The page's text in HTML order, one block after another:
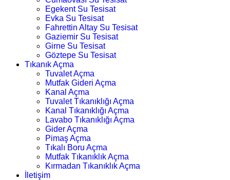
Egekent Su Tesisat
Evka Su Tesisat
Fahrettin Altay Su Tesisat
Gaziemir Su Tesisat
Girne Su Tesisat
Göztepe Su Tesisat
Tıkanık Açma
Tuvalet Açma
Mutfak Gideri Açma
Kanal Açma
Tuvalet Tıkanıklığı Açma
Kanal Tıkanıklığı Açma
Lavabo Tıkanıklığı Açma
Gider Açma
Pimaş Açma
Tıkalı Boru Açma
Mutfak Tıkanıklık Açma
Kırmadan Tıkanıklık Açma
İletişim